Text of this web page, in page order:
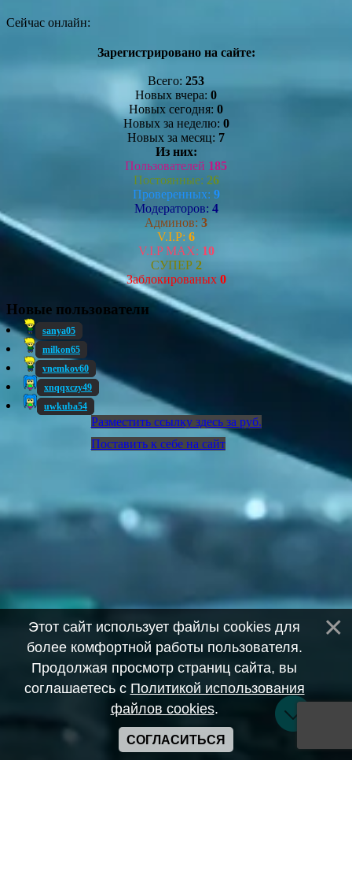
Сейчас онлайн:
Зарегистрировано на сайте:
Всего: 253
Новых вчера: 0
Новых сегодня: 0
Новых за неделю: 0
Новых за месяц: 7
Из них:
Пользователей 185
Постоянные: 26
Проверенных: 9
Модераторов: 4
Админов: 3
V.I.P: 6
V.I.P MAX: 10
СУПЕР 2
Заблокированых 0
Новые пользователи
sanya05
milkon65
vnemkov60
xnqqxczy49
uwkuba54
Разместить ссылку здесь за руб.
Поставить к себе на сайт
Этот сайт использует файлы cookies для
более комфортной работы пользователя.
Продолжая просмотр страниц сайта, вы
соглашаетесь с Политикой использования
файлов cookies.
СОГЛАСИТЬСЯ